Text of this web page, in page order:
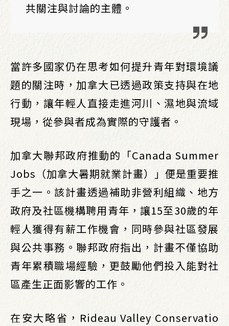
共關注與討論的主體。
當許多國家仍在思考如何提升青年對環境議
題的關注時，加拿大已透過政策支持與在地
行動，讓年輕人直接走進河川、濕地與流域
現場，從參與者成為實際的守護者。
加拿大聯邦政府推動的「Canada Summer
Jobs（加拿大暑期就業計畫）」便是重要推
手之一。該計畫透過補助非營利組織、地方
政府及社區機構聘用青年，讓15至30歲的年
輕人獲得有薪工作機會，同時參與社區發展
與公共事務。聯邦政府指出，計畫不僅協助
青年累積職場經驗，更鼓勵他們投入能對社
區產生正面影響的工作。
在安大略省，Rideau Valley Conservatio